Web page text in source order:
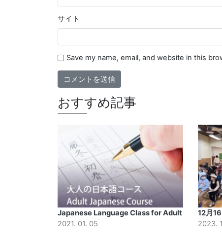
サイト
Save my name, email, and website in this
おすすめ記事
Japanese Language Class for Adult
2021. 01. 05
12月
2023.